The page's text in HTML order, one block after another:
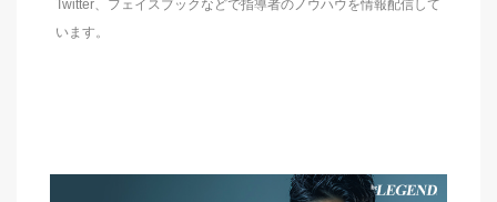
Twitter、フェイスブックなどで指導者のノウハウを情報配信して
います。